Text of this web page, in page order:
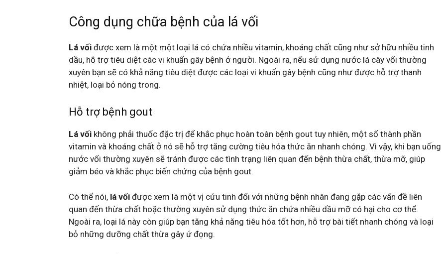
Công dụng chữa bệnh của lá vối
Lá vối được xem là một một loại lá có chứa nhiều vitamin, khoáng chất cũng như sở hữu nhiều tinh
dầu, hỗ trợ tiêu diệt các vi khuẩn gây bệnh ở người. Ngoài ra, nếu sử dụng nước lá cây vối thường
xuyên bạn sẽ có khả năng tiêu diệt được các loại vi khuẩn gây bệnh cũng như được hỗ trợ thanh
nhiệt, loại bỏ nóng trong.
Hỗ trợ bệnh gout
Lá vối không phải thuốc đặc trị để khắc phục hoàn toàn bệnh gout tuy nhiên, một số thành phần
vitamin và khoáng chất ở nó sẽ hỗ trợ tăng cường tiêu hóa thức ăn nhanh chóng. Vì vậy, khi bạn uống
nước vối thường xuyên sẽ tránh được các tình trạng liên quan đến bệnh thừa chất, thừa mỡ, giúp
giảm béo và khắc phục biến chứng của bệnh gout.
Có thể nói, lá vối được xem là một vị cứu tinh đối với những bệnh nhân đang gặp các vấn đề liên
quan đến thừa chất hoặc thường xuyên sử dụng thức ăn chứa nhiều dầu mỡ có hại cho cơ thể.
Ngoài ra, loại lá này còn giúp bạn tăng khả năng tiêu hóa tốt hơn, hỗ trợ bài tiết nhanh chóng và loại
bỏ những dưỡng chất thừa gây ứ đọng.